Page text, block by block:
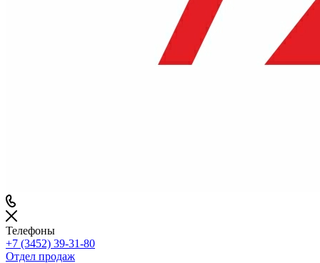
Телефоны
+7 (3452) 39-31-80
Отдел продаж